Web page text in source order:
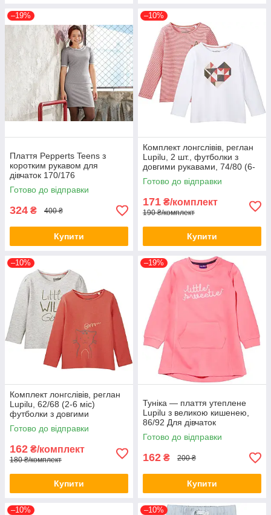
–19%
Плаття Pepperts Teens з
коротким рукавом для
дівчаток 170/176
Готово до відправки
324 ₴ 400 ₴
Купити
–10%
Комплект лонгслівів, реглан
Lupilu, 2 шт., футболки з
довгими рукавами, 74/80 (6-
12 міс)
Готово до відправки
171 ₴/комплект
190 ₴/комплект
Купити
–10%
Комплект лонгслівів, реглан
Lupilu, 62/68 (2-6 міс)
футболки з довгими
рукавами, 2 шт.
Готово до відправки
162 ₴/комплект
180 ₴/комплект
Купити
–19%
Туніка — плаття утеплене
Lupilu з великою кишенею,
86/92 Для дівчаток
Готово до відправки
162 ₴ 200 ₴
Купити
–10% –10%